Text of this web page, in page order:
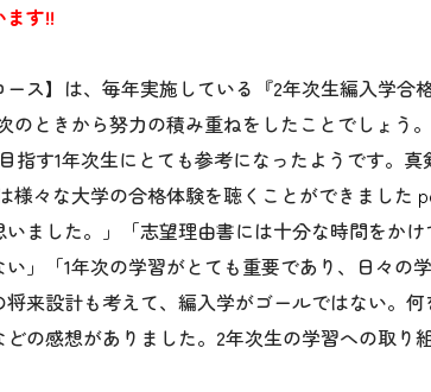
す!!
ス】は、毎年実施している『2年次生編入学
のときから努力の積み重ねをしたことでしょ
指す1年次生にとても参考になったようです。
様々な大学の合格体験を聴くことができました
ました。」「志望理由書には十分な時間をか
」「1年次の学習がとても重要であり、日々
来設計も考えて、編入学がゴールではない。
の感想がありました。2年次生の学習への取